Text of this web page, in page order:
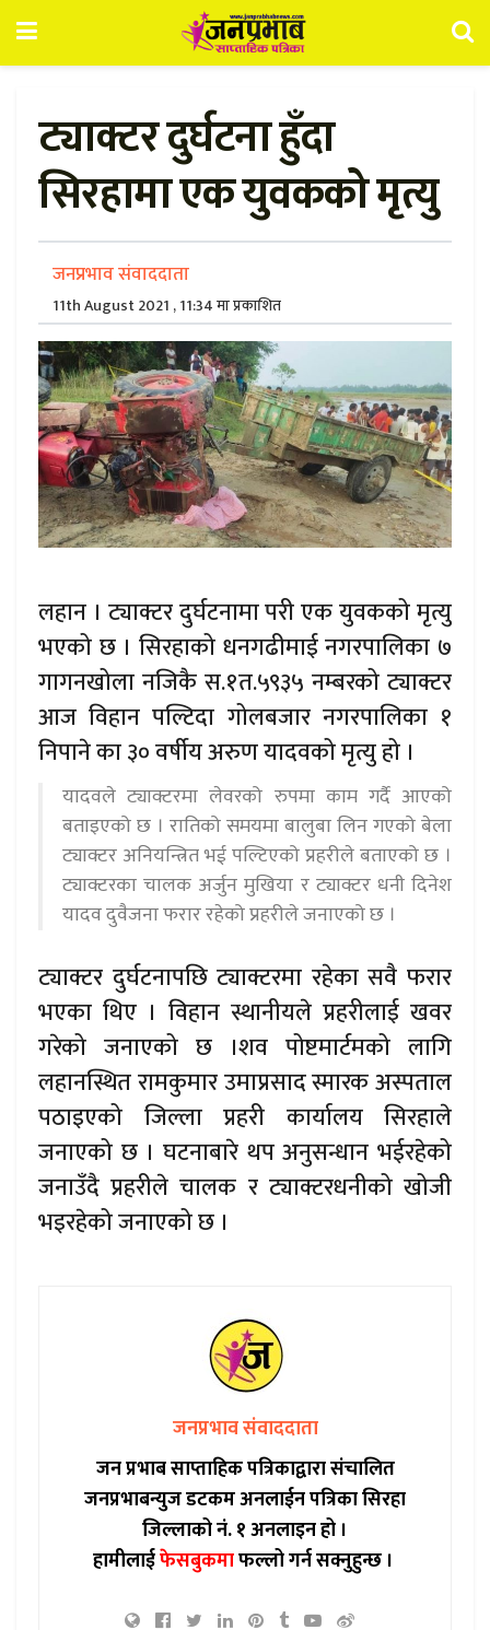
ट्याक्टर दुर्घटना हुँदा
सिरहामा एक युवकको मृत्यु
जनप्रभाव संवाददाता
11th August 2021 , 11:34 मा प्रकाशित
लहान । ट्याक्टर दुर्घटनामा परी एक युवकको मृत्यु
भएको छ । सिरहाको धनगढीमाई नगरपालिका ७
गागनखोला नजिकै स.१त.५९३५ नम्बरको ट्याक्टर
आज विहान पल्टिदा गोलबजार नगरपालिका १
निपाने का ३० वर्षीय अरुण यादवको मृत्यु हो ।
यादवले ट्याक्टरमा लेवरको रुपमा काम गर्दै आएको
बताइएको छ । रातिको समयमा बालुबा लिन गएको बेला
ट्याक्टर अनियन्त्रित भई पल्टिएको प्रहरीले बताएको छ ।
ट्याक्टरका चालक अर्जुन मुखिया र ट्याक्टर धनी दिनेश
यादव दुवैजना फरार रहेको प्रहरीले जनाएको छ ।
ट्याक्टर दुर्घटनापछि ट्याक्टरमा रहेका सवै फरार
भएका थिए । विहान स्थानीयले प्रहरीलाई खवर
गरेको जनाएको छ ।शव पोष्टमार्टमको लागि
लहानस्थित रामकुमार उमाप्रसाद स्मारक अस्पताल
पठाइएको जिल्ला प्रहरी कार्यालय सिरहाले
जनाएको छ । घटनाबारे थप अनुसन्धान भईरहेको
जनाउँदै प्रहरीले चालक र ट्याक्टरधनीको खोजी
भइरहेको जनाएको छ ।
जनप्रभाव संवाददाता
जन प्रभाब साप्ताहिक पत्रिकाद्वारा संचालित
जनप्रभाबन्युज डटकम अनलाईन पत्रिका सिरहा
जिल्लाको नं. १ अनलाइन हो ।
हामीलाईफेसबुकमाफल्लो गर्न सक्नुहुन्छ ।